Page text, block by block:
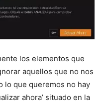
los elementos que
aquellos que no nos
lo que queremos no hay
ahora’ situado en la